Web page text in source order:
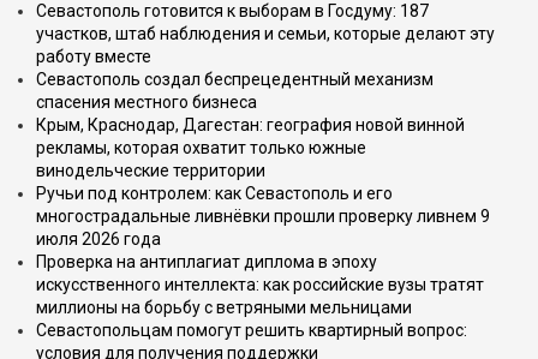
Севастополь готовится к выборам в Госдуму: 187
участков, штаб наблюдения и семьи, которые делают эту
работу вместе
Севастополь создал беспрецедентный механизм
спасения местного бизнеса
Крым, Краснодар, Дагестан: география новой винной
рекламы, которая охватит только южные
винодельческие территории
Ручьи под контролем: как Севастополь и его
многострадальные ливнёвки прошли проверку ливнем 9
июля 2026 года
Проверка на антиплагиат диплома в эпоху
искусственного интеллекта: как российские вузы тратят
миллионы на борьбу с ветряными мельницами
Севастопольцам помогут решить квартирный вопрос:
условия для получения поддержки